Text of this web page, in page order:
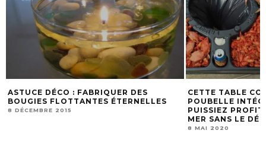
ASTUCE DÉCO : FABRIQUER DES
BOUGIES FLOTTANTES ÉTERNELLES
8 DÉCEMBRE 2015
CETTE TABLE
POUBELLE
PUISSIEZ
MER SANS LE
8 MAI 2020